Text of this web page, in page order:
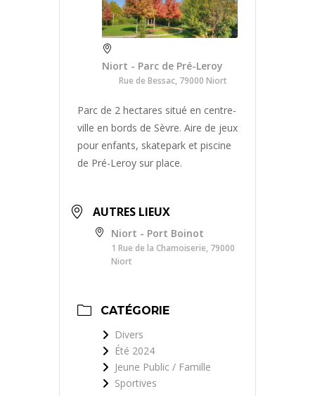
Niort - Parc de Pré-Leroy
Rue de Bessac, 79000 Niort
Parc de 2 hectares situé en centre-
ville en bords de Sèvre. Aire de jeux
pour enfants, skatepark et piscine
de Pré-Leroy sur place.
AUTRES LIEUX
Niort - Port Boinot
1 Rue de la Chamoiserie, 79000
Niort
CATÉGORIE
Divers
Été 2024
Jeune Public / Famille
Sportives